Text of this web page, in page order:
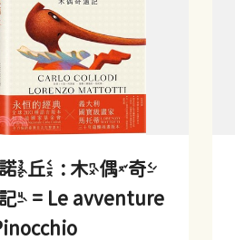
丘 : 木偶奇
= Le avventure